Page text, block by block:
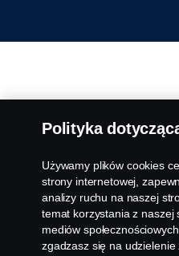
Polityka
Używamy plików cookies
strony internetowej,
analizy ruchu na naszej
temat korzystania z naszej
mediów
zgadzasz się na